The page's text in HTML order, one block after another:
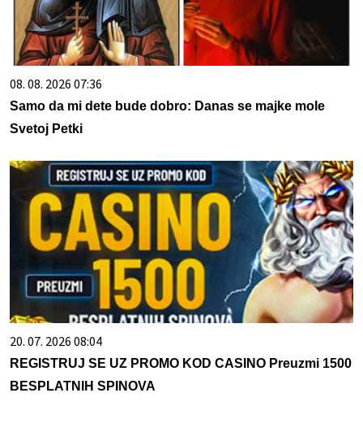
08. 08. 2026 07:36
Samo da mi dete bude dobro: Danas se majke mole
Svetoj Petki
20. 07. 2026 08:04
REGISTRUJ SE UZ PROMO KOD CASINO Preuzmi 1500
BESPLATNIH SPINOVA